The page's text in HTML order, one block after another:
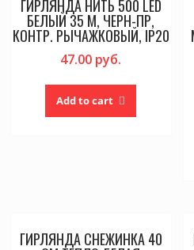
ГИРЛЯНДА НИТЬ 500 LED
БЕЛЫЙ 35 М, ЧЕРН-ПР,
КОНТР. РЫЧАЖКОВЫЙ, IP20
47.00 руб.
Add to cart
ГИРЛЯНДА СНЕЖИНКА 40